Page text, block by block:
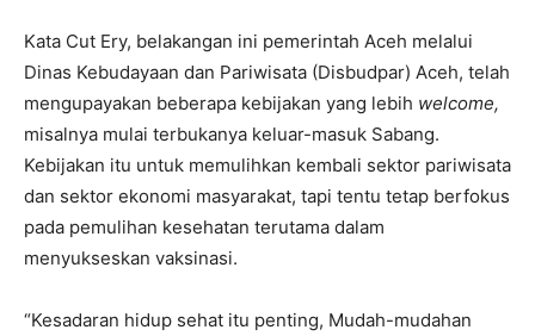
Kata Cut Ery, belakangan ini pemerintah Aceh melalui
Dinas Kebudayaan dan Pariwisata (Disbudpar) Aceh, telah
mengupayakan beberapa kebijakan yang lebih welcome,
misalnya mulai terbukanya keluar-masuk Sabang.
Kebijakan itu untuk memulihkan kembali sektor pariwisata
dan sektor ekonomi masyarakat, tapi tentu tetap berfokus
pada pemulihan kesehatan terutama dalam
menyukseskan vaksinasi.
“Kesadaran hidup sehat itu penting, Mudah-mudahan